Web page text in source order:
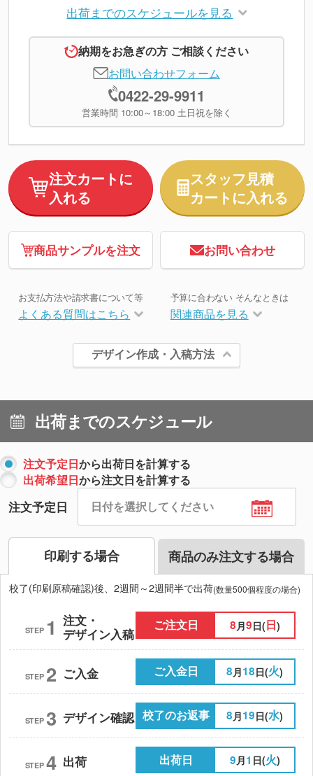
出荷までのスケジュールを見る
納期をお急ぎの方 ご相談ください
お問い合わせフォーム
0422-29-9911
営業時間 10:00～18:00 土日祝を除く
注文カートに
入れる
スタッフ見積
カートに入れる
商品サンプルを注文 お問い合わせ
お支払方法や請求書について等
よくある質問はこちら
予算に合わない そんなときは
関連商品を見る
デザイン作成・入稿方法
出荷までのスケジュール
注文予定日から出荷日を計算する
出荷希望日から注文日を計算する
注文予定日
印刷する場合 商品のみ注文する場合
校了(印刷原稿確認)後、2週間～2週間半で出荷(数量500個程度の場合)
STEP 1 注文・
デザイン入稿
ご注文日 8 月9日(日)
STEP 2 ご入金 ご入金日 8 月18日(火)
STEP 3 デザイン確認 校了のお返事 8 月19日(水)
STEP 4 出荷 出荷日 9月1 日(火)